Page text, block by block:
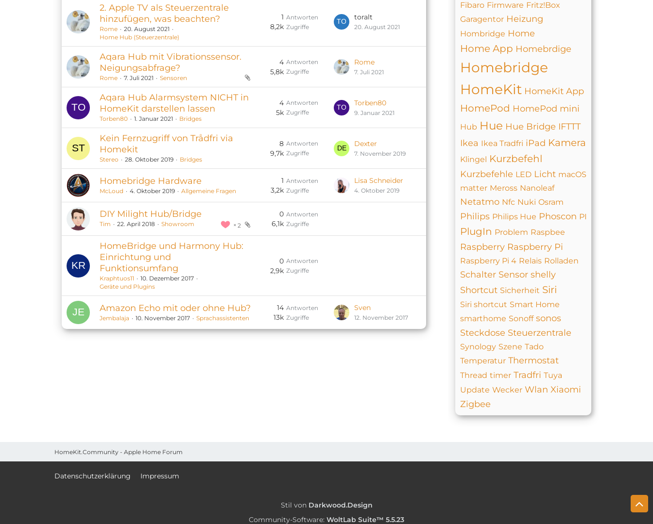
HomeKit.Community - Apple Home Forum
2. Apple TV als Steuerzentrale
hinzufügen, was beachten?
Rome
20. August 2021
Home Hub (Steuerzentrale)
Antworten
1
Zugriffe
8,2k
toralt
20. August 2021
Aqara Hub mit Vibrationssensor.
Neigungsabfrage?
Rome 7. Juli 2021 Sensoren
Antworten
4
Zugriffe
5,8k
Rome
7. Juli 2021
Aqara Hub Alarmsystem NICHT in
HomeKit darstellen lassen
Torben80 1. Januar 2021 Bridges
Antworten
4
Zugriffe
5k
Torben80
9. Januar 2021
Kein Fernzugriff von Trådfri via
Homekit
Stereo 28. Oktober 2019 Bridges
Antworten
8
Zugriffe
9,7k
Dexter
7. November 2019
Homebridge Hardware
McLoud 4. Oktober 2019 Allgemeine Fragen
Antworten
1
Zugriffe
3,2k
Lisa Schneider
4. Oktober 2019
DIY Milight Hub/Bridge
2
Tim 22. April 2018 Showroom
Antworten
0
Zugriffe
6,1k
HomeBridge und Harmony Hub:
Einrichtung und
Funktionsumfang
Kraphtuos11
10. Dezember 2017
Geräte und Plugins
Antworten
0
Zugriffe
2,9k
Amazon Echo mit oder ohne Hub?
Jembalaja 10. November 2017 Sprachassistenten
Antworten
14
Zugriffe
13k
Sven
12. November 2017
Fibaro Firmware Fritz!Box
Garagentor Heizung
Hombridge Home
Home App Homebrdige
Homebridge
HomeKit HomeKit App
HomePod HomePod mini
Hub Hue Hue Bridge IFTTT
Ikea Ikea Tradfri iPad Kamera
Klingel Kurzbefehl
Kurzbefehle LED Licht macOS
matter Meross Nanoleaf
Netatmo Nfc Nuki Osram
Philips Philips Hue Phoscon PI
PlugIn Problem Raspbee
Raspberry Raspberry Pi
Raspberry Pi 4 Relais Rolladen
Schalter Sensor shelly
Shortcut Sicherheit Siri
Siri shortcut Smart Home
smarthome Sonoff sonos
Steckdose Steuerzentrale
Synology Szene Tado
Temperatur Thermostat
Thread timer Tradfri Tuya
Update Wecker Wlan Xiaomi
Zigbee
Datenschutzerklärung Impressum
Stil von Darkwood.Design
Community-Software: WoltLab Suite™ 5.5.23